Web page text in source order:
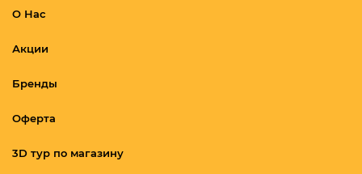
О Нас
Акции
Бренды
Оферта
3D тур по магазину